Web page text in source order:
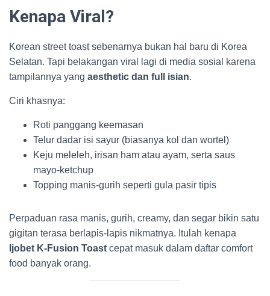
Kenapa Viral?
Korean street toast sebenarnya bukan hal baru di Korea
Selatan. Tapi belakangan viral lagi di media sosial karena
tampilannya yang aesthetic dan full isian.
Ciri khasnya:
Roti panggang keemasan
Telur dadar isi sayur (biasanya kol dan wortel)
Keju meleleh, irisan ham atau ayam, serta saus
mayo-ketchup
Topping manis-gurih seperti gula pasir tipis
Perpaduan rasa manis, gurih, creamy, dan segar bikin satu
gigitan terasa berlapis-lapis nikmatnya. Itulah kenapa
Ijobet K-Fusion Toast cepat masuk dalam daftar comfort
food banyak orang.